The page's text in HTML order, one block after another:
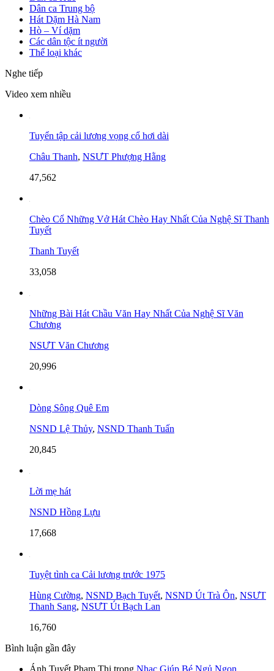
Dân ca Trung bộ
Hát Dặm Hà Nam
Hò – Ví dặm
Các dân tộc ít người
Thể loại khác
Nghe tiếp
Video xem nhiều
Tuyển tập cải lương vọng cổ hơi dài
Châu Thanh, NSƯT Phượng Hằng
47,562
Chèo Cổ Những Vở Hát Chèo Hay Nhất Của Nghệ Sĩ Thanh
Tuyết
Thanh Tuyết
33,058
Những Bài Hát Chầu Văn Hay Nhất Của Nghệ Sĩ Văn
Chương
NSƯT Văn Chương
20,996
Dòng Sông Quê Em
NSND Lệ Thủy, NSND Thanh Tuấn
20,845
Lời mẹ hát
NSND Hồng Lựu
17,668
Tuyệt tình ca Cải lương trước 1975
Hùng Cường, NSND Bạch Tuyết, NSND Út Trà Ôn, NSƯT
Thanh Sang, NSƯT Út Bạch Lan
16,760
Bình luận gần đây
Ánh Tuyết Phạm Thị trong Nhạc Giúp Bé Ngủ Ngon